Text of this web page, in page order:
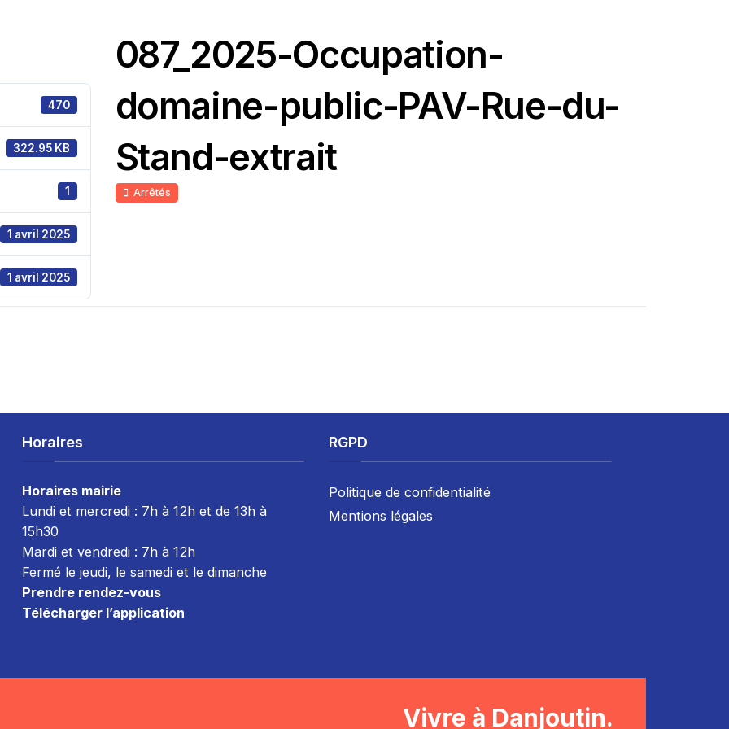
470
322.95 KB
1
1 avril 2025
1 avril 2025
087_2025-Occupation-
domaine-public-PAV-Rue-du-
Stand-extrait
Arrêtés
Horaires
Horaires mairie
Lundi et mercredi : 7h à 12h et de 13h à
15h30
Mardi et vendredi : 7h à 12h
Fermé le jeudi, le samedi et le dimanche
Prendre rendez-vous
Télécharger l’application
RGPD
Politique de confidentialité
Mentions légales
Vivre à Danjoutin.